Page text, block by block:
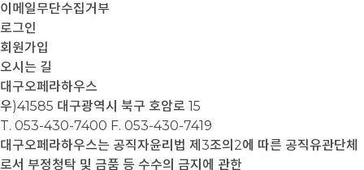
이메일무단수집거부
로그인
회원가입
오시는 길
대구오페라하우스
우)41585 대구광역시 북구 호암로 15
T. 053-430-7400 F. 053-430-7419
대구오페라하우스는 공직자윤리법 제3조의2에 따른 공직유관단체
로서 부정청탁 및 금품 등 수수의 금지에 관한